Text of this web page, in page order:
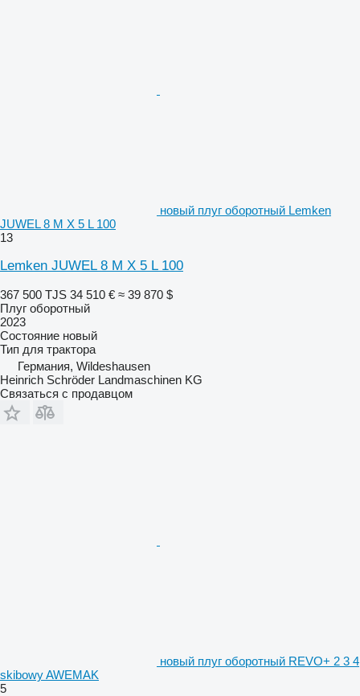
новый плуг оборотный Lemken
JUWEL 8 M X 5 L 100
13
Lemken JUWEL 8 M X 5 L 100
367 500 TJS 34 510 € ≈ 39 870 $
Плуг оборотный
2023
Состояние новый
Тип для трактора
Германия, Wildeshausen
Heinrich Schröder Landmaschinen KG
Связаться с продавцом
новый плуг оборотный REVO+ 2 3 4
skibowy AWEMAK
5